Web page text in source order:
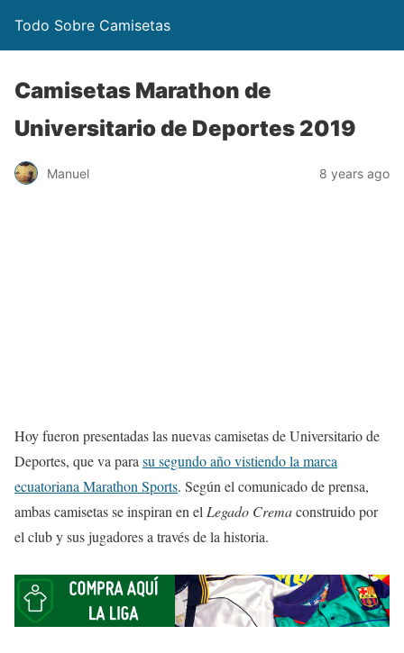
Todo Sobre Camisetas
Camisetas Marathon de
Universitario de Deportes 2019
Manuel 8 years ago
Hoy fueron presentadas las nuevas camisetas de Universitario de
Deportes, que va para su segundo año vistiendo la marca
ecuatoriana Marathon Sports. Según el comunicado de prensa,
ambas camisetas se inspiran en el Legado Cremaconstruido por
el club y sus jugadores a través de la historia.